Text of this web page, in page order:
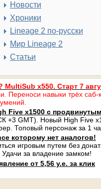
Новости
Хроники
Lineage 2 по-русски
Мир Lineage 2
Статьи
x550. Старт 7
Переноси навыки трёх саб-
Five x1500 с
+3 GMT). Новый High Five
Топовый персонаж за 1
которому нет аналогов!
игровым путем без
за владение замком!
от 5,56 у.е. за клик